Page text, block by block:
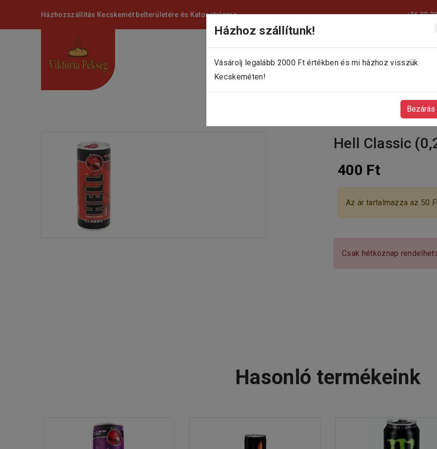
Házhoz szállítunk!
Vásárolj legalább 2000 Ft értékben és mi házhoz visszük
Kecskeméten!
Bezárás
Házhozszállítás Kecskemét belterületére és Katonatelepre +36 30
Hell Classic
400 Ft
Az ár tartalmazza az 50
Csak hétköznap
Hasonló termékeink